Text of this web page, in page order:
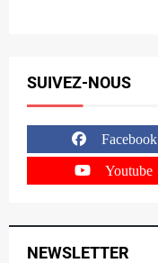
SUIVEZ-NOUS
Facebook
Youtube
NEWSLETTER